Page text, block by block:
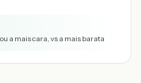
a mais cara, vs a mais barata